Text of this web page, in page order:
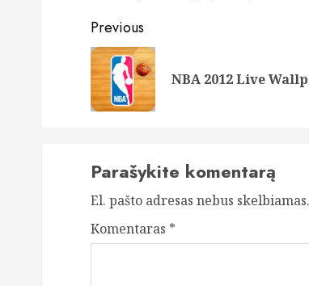
Post
navigation
Previous
NBA 2012 Live
Parašykite komentarą
El. pašto adresas nebus skelbiamas.
Komentaras *